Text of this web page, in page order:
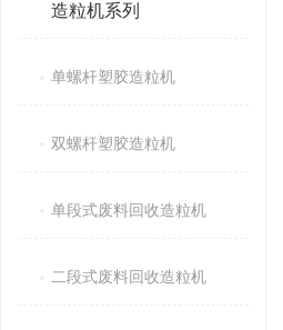
造粒机系列
单螺杆塑胶造粒机
双螺杆塑胶造粒机
单段式废料回收造粒机
二段式废料回收造粒机